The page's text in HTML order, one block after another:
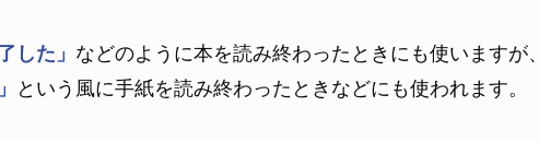
した」 などのように本を読み終わったときにも使いますが、
という風に手紙を読み終わったときなどにも使われます。